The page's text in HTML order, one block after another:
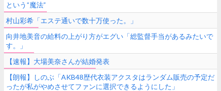
という“魔法”
村山彩希「エステ通いで数十万使った。」
向井地美音の給料の上がり方がエグい「総監督手当があるみたいで
す。」
【速報】大場美奈さんが結婚発表
【朗報】しのぶ「AKB48歴代衣装アクスタはランダム販売の予定だ
ったが私がやめさせてファンに選択できるようにした」